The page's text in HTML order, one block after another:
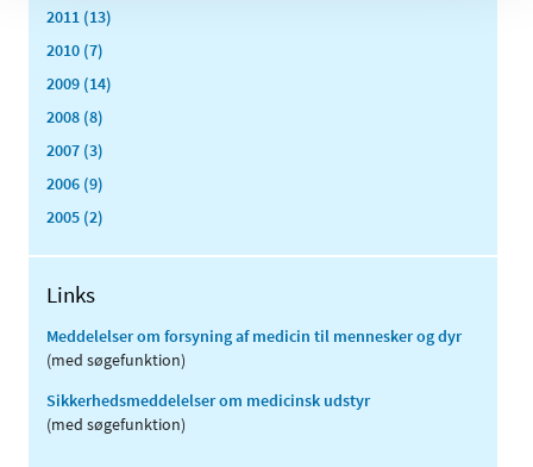
2011 (13)
2010 (7)
2009 (14)
2008 (8)
2007 (3)
2006 (9)
2005 (2)
Links
Meddelelser om forsyning af medicin til mennesker og dyr
(med søgefunktion)
Sikkerhedsmeddelelser om medicinsk udstyr
(med søgefunktion)